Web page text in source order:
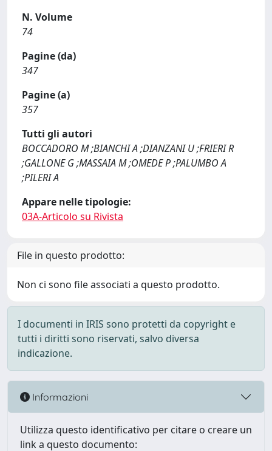
N. Volume
74
Pagine (da)
347
Pagine (a)
357
Tutti gli autori
BOCCADORO M ;BIANCHI A ;DIANZANI U ;FRIERI R
;GALLONE G ;MASSAIA M ;OMEDE P ;PALUMBO A
;PILERI A
Appare nelle tipologie:
03A-Articolo su Rivista
File in questo prodotto:
Non ci sono file associati a questo prodotto.
I documenti in IRIS sono protetti da copyright e
tutti i diritti sono riservati, salvo diversa
indicazione.
Informazioni
Utilizza questo identificativo per citare o creare un
link a questo documento: